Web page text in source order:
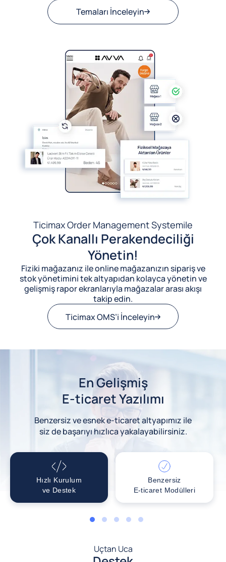
Temaları İnceleyin
Ticimax Order Management Systemile
Çok Kanallı Perakendeciliği
Yönetin!
Fiziki mağazanız ile online mağazanızın sipariş ve
stok yönetimini tek altyapıdan kolayca yönetin ve
gelişmiş rapor ekranlarıyla mağazalar arası akışı
takip edin.
Ticimax OMS’i İnceleyin
En Gelişmiş
E-ticaret Yazılımı
Benzersiz ve esnek e-ticaret altyapımız ile
siz de başarıyı hızlıca yakalayabilirsiniz.
Hızlı Kurulum
ve Destek
Benzersiz
E-ticaret Modülleri
1 2 3 4 5
Uçtan Uca